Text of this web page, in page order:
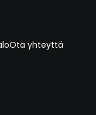
Ota yhteyttä